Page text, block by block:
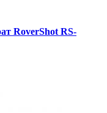
RoverShot RS-